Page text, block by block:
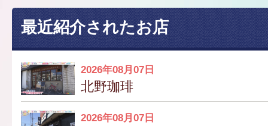
最近紹介されたお店
2026年08月07日
北野珈琲
2026年08月07日